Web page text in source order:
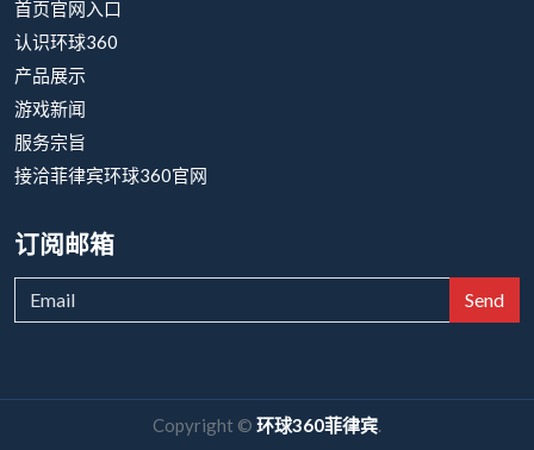
首页官网入口
认识环球360
产品展示
游戏新闻
服务宗旨
接洽菲律宾环球360官网
订阅邮箱
Send
Copyright © 环球360菲律宾.